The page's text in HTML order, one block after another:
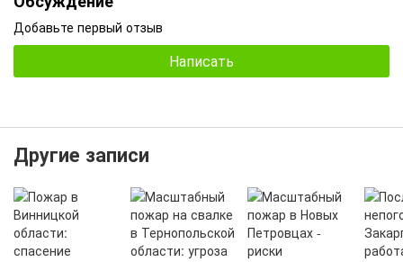
Добавьте первый отзыв
Написать
Другие записи